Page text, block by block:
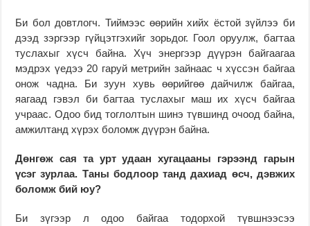
Би бол довтлогч. Тиймээс өөрийн хийх ёстой зүйлээ би
дээд зэргээр гүйцэтгэхийг зорьдог. Гоол оруулж, багтаа
туслахыг хүсч байна. Хүч энергээр дүүрэн байгаагаа
мэдрэх үедээ 20 гаруй метрийн зайнаас ч хүссэн байгаа
онож чадна. Би зуун хувь өөрийгөө дайчилж байгаа,
яагаад гэвэл би багтаа туслахыг маш их хүсч байгаа
учраас. Одоо бид тоглолтын шинэ түвшинд очоод байна,
амжилтанд хүрэх боломж дүүрэн байна.
Дөнгөж сая та урт удаан хугацааны гэрээнд гарын
үсэг зурлаа. Таны бодлоор танд дахиад өсч,дэвжих
боломж бий юу?
Би зүгээр л одоо байгаа тодорхой түвшнээсээ